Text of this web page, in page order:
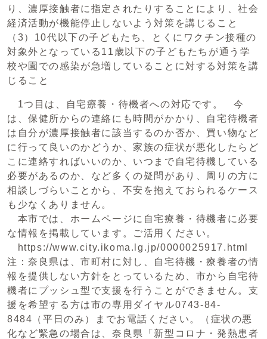
り、濃厚接触者に指定されたりすることにより、社会
経済活動が機能停止しないよう対策を講じること
（3）10代以下の子どもたち、とくにワクチン接種の
対象外となっている11歳以下の子どもたちが通う学
校や園での感染が急増していることに対する対策を講
じること
1つ目は、自宅療養・待機者への対応です。 今
は、保健所からの連絡にも時間がかかり、自宅待機者
は自分が濃厚接触者に該当するのか否か、買い物など
に行って良いのかどうか、家族の症状が悪化したらど
こに連絡すればいいのか、いつまで自宅待機している
必要があるのか、など多くの疑問があり、周りの方に
相談しづらいことから、不安を抱えておられるケース
も少なくありません。
本市では、ホームページに自宅療養・待機者に必要
な情報を掲載しています。ご活用ください。
https://www.city.ikoma.lg.jp/0000025917.html
注：奈良県は、市町村に対し、自宅待機・療養者の情
報を提供しない方針をとっているため、市から自宅待
機者にプッシュ型で支援を行うことができません。支
援を希望する方は市の専用ダイヤル0743-84-
8484（平日のみ）までお電話ください。（症状の悪
化など緊急の場合は、奈良県「新型コロナ・発熱患者